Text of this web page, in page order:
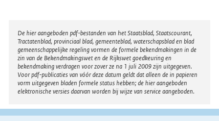
Disclaimer
De hier aangeboden pdf-bestanden van het Staatsblad, Staatscourant,
Tractatenblad, provinciaal blad, gemeenteblad, waterschapsblad en blad
gemeenschappelijke regeling vormen de formele bekendmakingen in de
zin van de Bekendmakingswet en de Rijkswet goedkeuring en
bekendmaking verdragen voor zover ze na 1 juli 2009 zijn uitgegeven.
Voor pdf-publicaties van vóór deze datum geldt dat alleen de in papieren
vorm uitgegeven bladen formele status hebben; de hier aangeboden
elektronische versies daarvan worden bij wijze van service aangeboden.